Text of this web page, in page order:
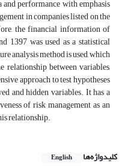
performance with emphasis
in companies listed on the
the financial information of
1397 was used as a statistical
analysis method is used, which
between variables,
approach to test hypotheses
and hidden variables. It has a
of risk management as an
relationship.
کلیدواژه‌ها English